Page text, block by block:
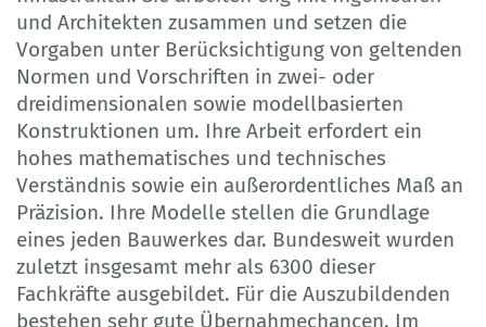
und Architekten zusammen und setzen die
Vorgaben unter Berücksichtigung von geltenden
Normen und Vorschriften in zwei- oder
dreidimensionalen sowie modellbasierten
Konstruktionen um. Ihre Arbeit erfordert ein
hohes mathematisches und technisches
Verständnis sowie ein außerordentliches Maß an
Präzision. Ihre Modelle stellen die Grundlage
eines jeden Bauwerkes dar. Bundesweit wurden
zuletzt insgesamt mehr als 6300 dieser
Fachkräfte ausgebildet. Für die Auszubildenden
bestehen sehr gute Übernahmechancen. Im